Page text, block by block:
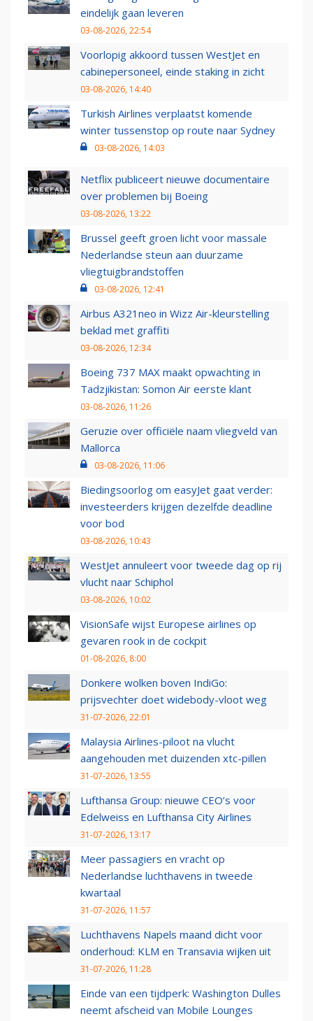
eindelijk gaan leveren
03-08-2026, 22:54
Voorlopig akkoord tussen WestJet en
cabinepersoneel, einde staking in zicht
03-08-2026, 14:40
Turkish Airlines verplaatst komende
winter tussenstop op route naar Sydney
03-08-2026, 14:03
Netflix publiceert nieuwe documentaire
over problemen bij Boeing
03-08-2026, 13:22
Brussel geeft groen licht voor massale
Nederlandse steun aan duurzame
vliegtuigbrandstoffen
03-08-2026, 12:41
Airbus A321neo in Wizz Air-kleurstelling
beklad met graffiti
03-08-2026, 12:34
Boeing 737 MAX maakt opwachting in
Tadzjikistan: Somon Air eerste klant
03-08-2026, 11:26
Geruzie over officiële naam vliegveld van
Mallorca
03-08-2026, 11:06
Biedingsoorlog om easyJet gaat verder:
investeerders krijgen dezelfde deadline
voor bod
03-08-2026, 10:43
WestJet annuleert voor tweede dag op rij
vlucht naar Schiphol
03-08-2026, 10:02
VisionSafe wijst Europese airlines op
gevaren rook in de cockpit
01-08-2026, 8:00
Donkere wolken boven IndiGo:
prijsvechter doet widebody-vloot weg
31-07-2026, 22:01
Malaysia Airlines-piloot na vlucht
aangehouden met duizenden xtc-pillen
31-07-2026, 13:55
Lufthansa Group: nieuwe CEO’s voor
Edelweiss en Lufthansa City Airlines
31-07-2026, 13:17
Meer passagiers en vracht op
Nederlandse luchthavens in tweede
kwartaal
31-07-2026, 11:57
Luchthavens Napels maand dicht voor
onderhoud: KLM en Transavia wijken uit
31-07-2026, 11:28
Einde van een tijdperk: Washington Dulles
neemt afscheid van Mobile Lounges